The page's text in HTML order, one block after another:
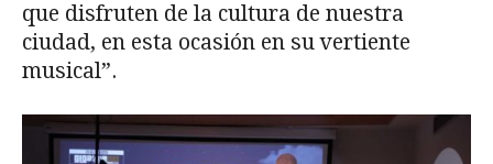
que disfruten de la cultura de nuestra
ciudad, en esta ocasión en su vertiente
musical”.